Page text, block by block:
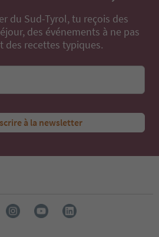
du Sud-Tyrol, tu reçois des
des événements à ne pas
des recettes typiques.
à la newsletter